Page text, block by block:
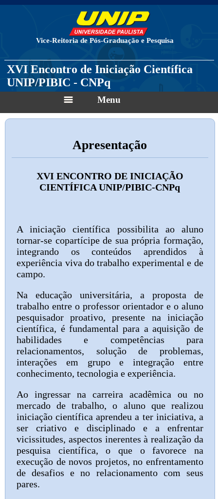
XVI Encontro de Iniciação Científica
UNIP/PIBIC - CNPq
Vice-Reitoria de Pós-Graduação e Pesquisa
Menu
Apresentação
XVI ENCONTRO DE INICIAÇÃO
CIENTÍFICA UNIP/PIBIC-CNPq
A iniciação científica possibilita ao aluno
tornar-se copartícipe de sua própria formação,
integrando os conteúdos aprendidos à
experiência viva do trabalho experimental e de
campo.
Na educação universitária, a proposta de
trabalho entre o professor orientador e o aluno
pesquisador proativo, presente na iniciação
científica, é fundamental para a aquisição de
habilidades e competências para
relacionamentos, solução de problemas,
interações em grupo e integração entre
conhecimento, tecnologia e experiência.
Ao ingressar na carreira acadêmica ou no
mercado de trabalho, o aluno que realizou
iniciação científica aprendeu a ter iniciativa, a
ser criativo e disciplinado e a enfrentar
vicissitudes, aspectos inerentes à realização da
pesquisa científica, o que o favorece na
execução de novos projetos, no enfrentamento
de desafios e no relacionamento com seus
pares.